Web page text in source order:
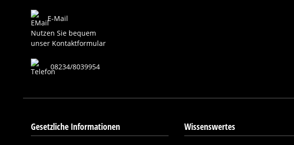
E-Mail
Nutzen Sie bequem
unser Kontaktformular
08234/8039954
Gesetzliche Informationen Wissenswertes